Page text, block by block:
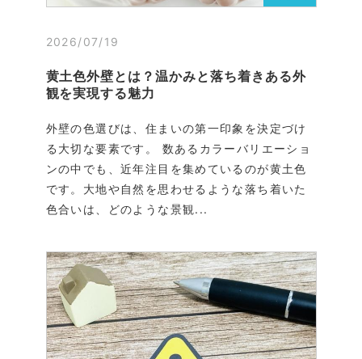
2026/07/19
黄土色外壁とは？温かみと落ち着きある外
観を実現する魅力
外壁の色選びは、住まいの第一印象を決定づけ
る大切な要素です。 数あるカラーバリエーショ
ンの中でも、近年注目を集めているのが黄土色
です。大地や自然を思わせるような落ち着いた
色合いは、どのような景観...